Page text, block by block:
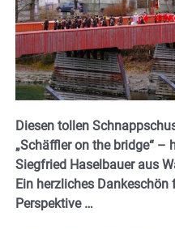
Diesen tollen
„Schäffler on the bridge“ –
Siegfried Haselbauer aus
Ein herzliches Dankeschön
Perspektive …